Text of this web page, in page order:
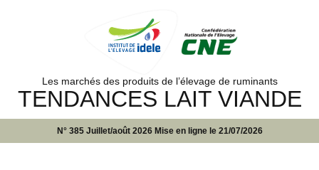
Les marchés des produits de l’élevage de ruminants
TENDANCES LAIT VIANDE
N° 385 Juillet/août 2026 Mise en ligne le 21/07/2026